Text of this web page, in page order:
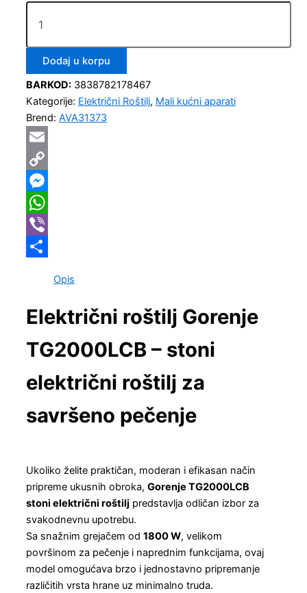
Dodaj u korpu
BARKOD: 3838782178467
Kategorije: Električni Roštilj, Mali kućni aparati
Brend: AVA31373
Email
Copy
Link
Messenger
WhatsApp
Viber
Opis
Električni roštilj Gorenje
TG2000LCB – stoni
električni roštilj za
savršeno pečenje
Ukoliko želite praktičan, moderan i efikasan način
pripreme ukusnih obroka, Gorenje TG2000LCB
stoni električni roštilj predstavlja odličan izbor za
svakodnevnu upotrebu.
Sa snažnim grejačem od 1800 W, velikom
površinom za pečenje i naprednim funkcijama, ovaj
model omogućava brzo i jednostavno pripremanje
različitih vrsta hrane uz minimalno truda.